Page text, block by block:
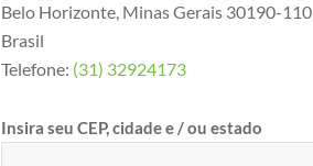
Belo Horizonte, Minas Gerais 30190-110
Brasil
Telefone: (31) 32924173
Insira seu CEP, cidade e / ou estado